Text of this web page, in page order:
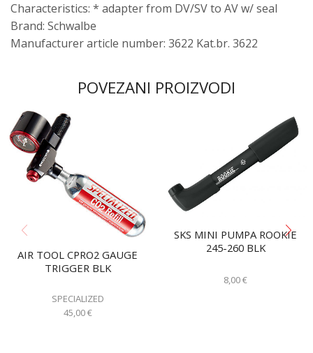
Characteristics: * adapter from DV/SV to AV w/ seal
Brand: Schwalbe
Manufacturer article number: 3622 Kat.br. 3622
POVEZANI PROIZVODI
AIR TOOL CPRO2 GAUGE
TRIGGER BLK
SPECIALIZED
45,00€
SKS MINI PUMPA ROOKIE
245-260 BLK
8,00€